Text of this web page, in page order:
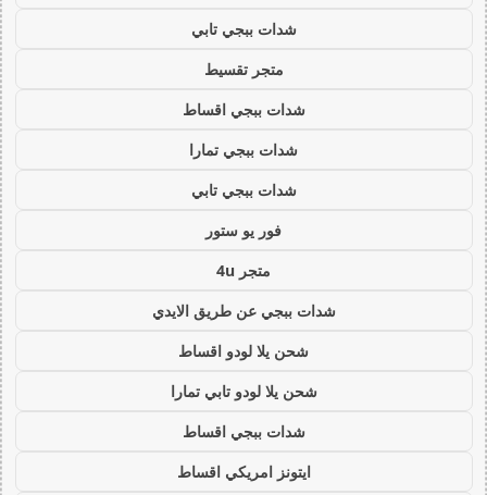
شدات ببجي تابي
متجر تقسيط
شدات ببجي اقساط
شدات ببجي تمارا
شدات ببجي تابي
فور يو ستور
متجر 4u
شدات ببجي عن طريق الايدي
شحن يلا لودو اقساط
شحن يلا لودو تابي تمارا
شدات ببجي اقساط
ايتونز امريكي اقساط